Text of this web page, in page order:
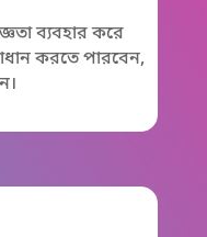
ব্যবহার করে
করতে পারবেন,